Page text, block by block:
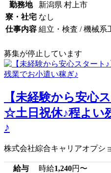
勤務地
新潟県 村上市
寮・社宅 なし
仕事内容 組立・検査 / 機械系
募集が停止しています
【未経験から安心
☆土日祝休♪程よい
♪
株式会社綜合キャリアオプシ
給与 時給1,240円〜